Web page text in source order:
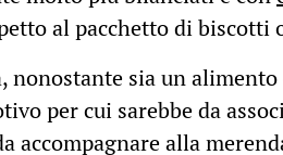
al pacchetto di biscotti
nonostante sia un
per cui sarebbe da
accompagnare alla